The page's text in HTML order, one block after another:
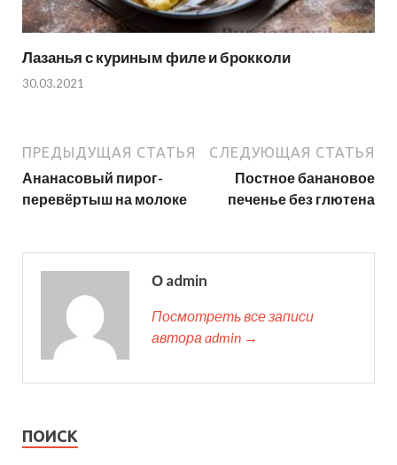
Лазанья с куриным филе и брокколи
30.03.2021
ПРЕДЫДУЩАЯ СТАТЬЯ
Ананасовый пирог-
перевёртыш на молоке
СЛЕДУЮЩАЯ СТАТЬЯ
Постное банановое
печенье без глютена
О admin
Посмотреть все записи
автора admin →
ПОИСК